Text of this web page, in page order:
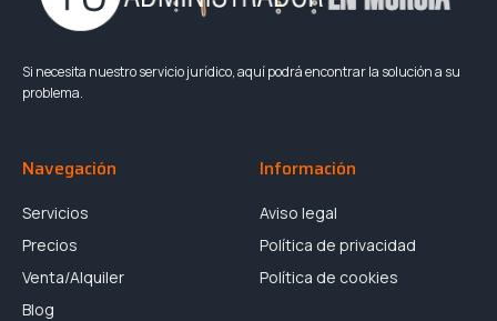
Si necesita nuestro servicio jurídico, aquí podrá encontrar la solución a su
problema.
Navegación
Servicios
Precios
Venta/Alquiler
Blog
Información
Aviso legal
Política de privacidad
Política de cookies